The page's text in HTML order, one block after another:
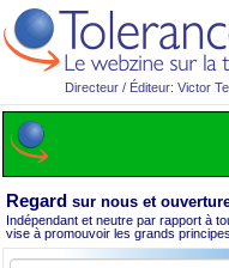
Directeur / Éditeur: Victor
Regard sur nous et
Indépendant et neutre par rapport à
vise à promouvoir les grands